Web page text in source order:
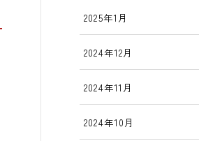
2025年1月
2024年12月
2024年11月
2024年10月